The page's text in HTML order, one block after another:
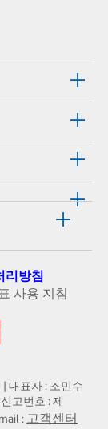
리방침
사용 지침
대표자 : 조민수
고번호 : 제
: 고객센터